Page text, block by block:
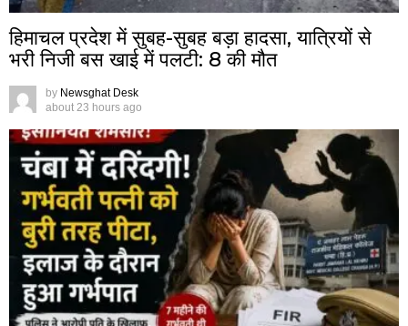
हिमाचल प्रदेश में सुबह-सुबह बड़ा हादसा, यात्रियों से
भरी निजी बस खाई में पलटी: 8 की मौत
by Newsghat Desk
about 23 hours ago